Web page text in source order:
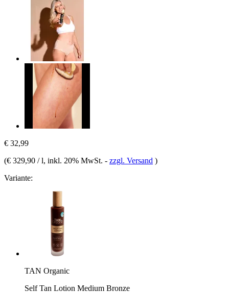
€ 32,99
(€ 329,90 / l, inkl. 20% MwSt. - zzgl. Versand )
Variante:
TAN Organic
Self Tan Lotion Medium Bronze